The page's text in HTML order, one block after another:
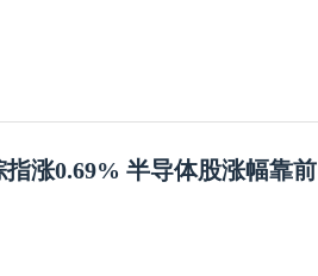
涨0.69% 半导体股涨幅靠前